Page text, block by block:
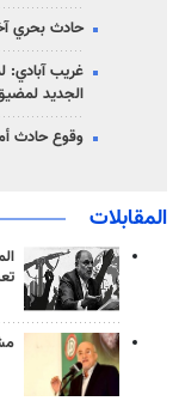
حادث بحري
غريب آبادي:
الجديد
وقوع حادث
المقابلات